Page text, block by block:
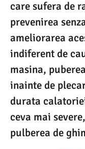
care sufera de
prevenirea
ameliorarea
indiferent de
masina,
inainte de
durata
ceva mai
pulberea de